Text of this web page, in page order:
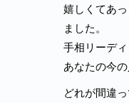
嬉しくてあ
ました。
手相リーディ
あなたの今の
どれが間違